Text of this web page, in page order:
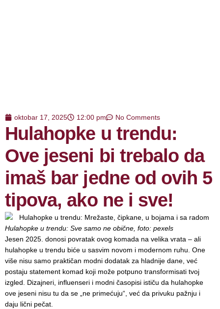
oktobar 17, 2025 12:00 pm No Comments
Hulahopke u trendu:
Ove jeseni bi trebalo da
imaš bar jedne od ovih 5
tipova, ako ne i sve!
Hulahopke u trendu: Sve samo ne obične, foto: pexels
Jesen 2025. donosi povratak ovog komada na velika vrata – ali
hulahopke u trendu biće u sasvim novom i modernom ruhu. One
više nisu samo praktičan modni dodatak za hladnije dane, već
postaju statement komad koji može potpuno transformisati tvoj
izgled. Dizajneri, influenseri i modni časopisi ističu da hulahopke
ove jeseni nisu tu da se „ne primećuju“, već da privuku pažnju i
daju lični pečat.